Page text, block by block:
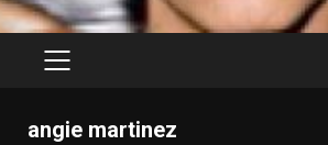
PRIMARY
angie martinez